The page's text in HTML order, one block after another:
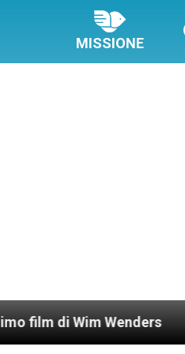
MISSIONE
Wenders Lunedì 4